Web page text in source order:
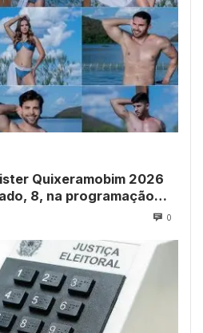
Quixeramobim 2026
8, na programação
0